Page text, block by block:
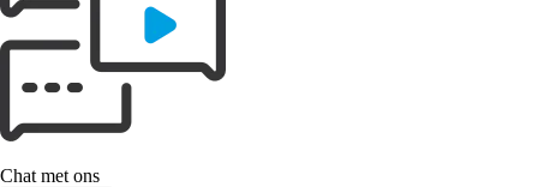
Chat met ons